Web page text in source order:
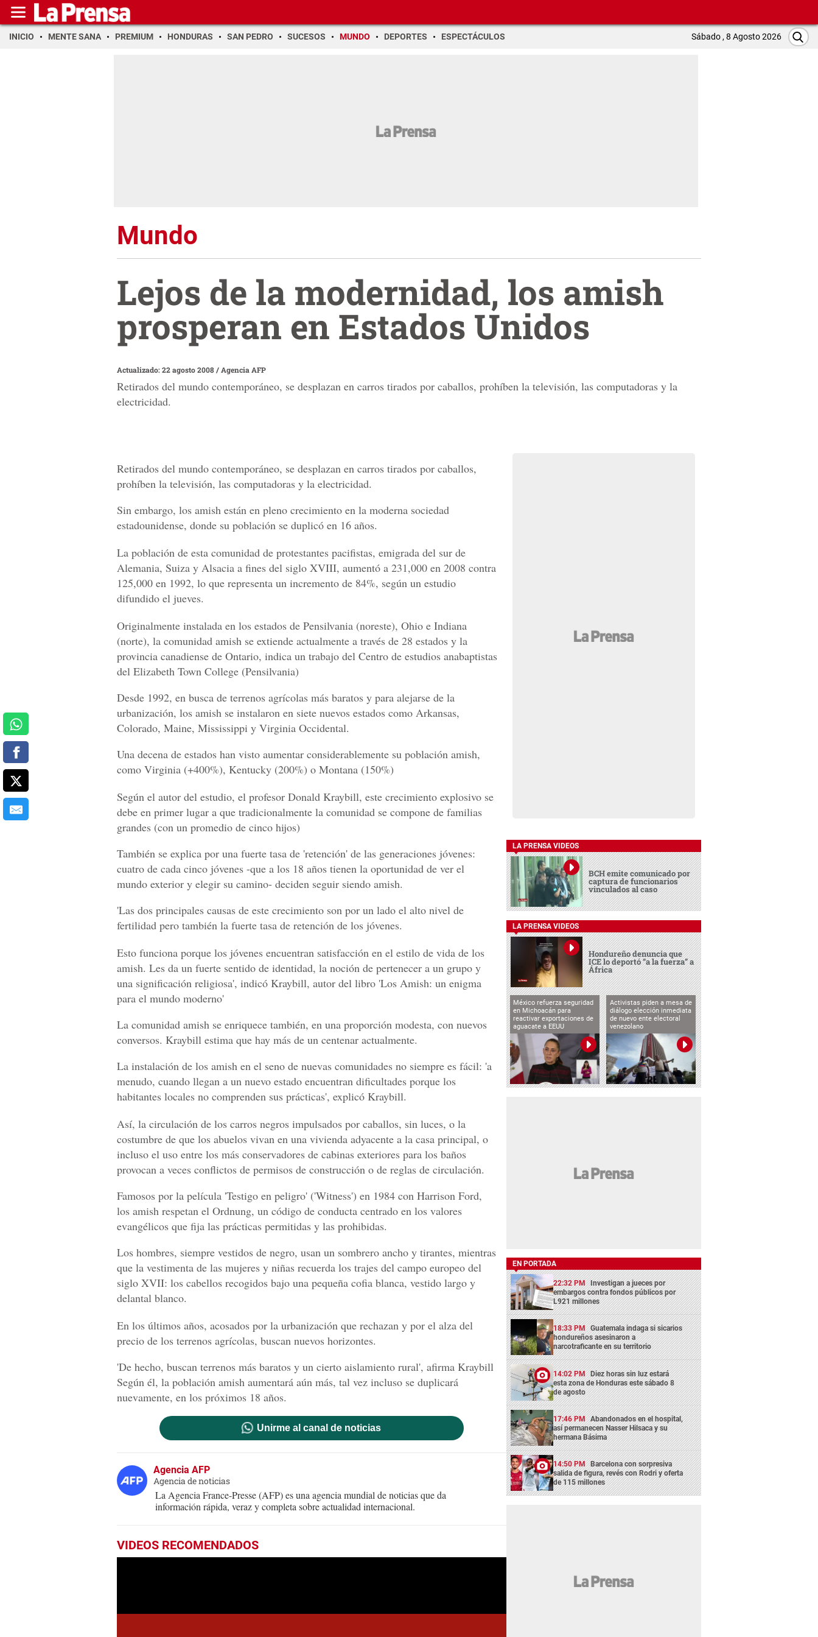
INICIO MENTE SANA PREMIUM HONDURAS SAN PEDRO SUCESOS MUNDO DEPORTES ESPECTÁCULOS Sábado , 8 Agosto 2026
Mundo
Lejos de la modernidad, los amish
prosperan en Estados Unidos
Actualizado: 22 agosto 2008/ Agencia AFP
Retirados del mundo contemporáneo, se desplazan en carros tirados por caballos, prohíben la televisión, las computadoras y la
electricidad.
Retirados del mundo contemporáneo, se desplazan en carros tirados por caballos,
prohíben la televisión, las computadoras y la electricidad.
Sin embargo, los amish están en pleno crecimiento en la moderna sociedad
estadounidense, donde su población se duplicó en 16 años.
La población de esta comunidad de protestantes pacifistas, emigrada del sur de
Alemania, Suiza y Alsacia a fines del siglo XVIII, aumentó a 231,000 en 2008 contra
125,000 en 1992, lo que representa un incremento de 84%, según un estudio
difundido el jueves.
Originalmente instalada en los estados de Pensilvania (noreste), Ohio e Indiana
(norte), la comunidad amish se extiende actualmente a través de 28 estados y la
provincia canadiense de Ontario, indica un trabajo del Centro de estudios anabaptistas
del Elizabeth Town College (Pensilvania)
Desde 1992, en busca de terrenos agrícolas más baratos y para alejarse de la
urbanización, los amish se instalaron en siete nuevos estados como Arkansas,
Colorado, Maine, Mississippi y Virginia Occidental.
Una decena de estados han visto aumentar considerablemente su población amish,
como Virginia (+400%), Kentucky (200%) o Montana (150%)
Según el autor del estudio, el profesor Donald Kraybill, este crecimiento explosivo se
debe en primer lugar a que tradicionalmente la comunidad se compone de familias
grandes (con un promedio de cinco hijos)
También se explica por una fuerte tasa de 'retención' de las generaciones jóvenes:
cuatro de cada cinco jóvenes -que a los 18 años tienen la oportunidad de ver el
mundo exterior y elegir su camino- deciden seguir siendo amish.
'Las dos principales causas de este crecimiento son por un lado el alto nivel de
fertilidad pero también la fuerte tasa de retención de los jóvenes.
Esto funciona porque los jóvenes encuentran satisfacción en el estilo de vida de los
amish. Les da un fuerte sentido de identidad, la noción de pertenecer a un grupo y
una significación religiosa', indicó Kraybill, autor del libro 'Los Amish: un enigma
para el mundo moderno'
La comunidad amish se enriquece también, en una proporción modesta, con nuevos
conversos. Kraybill estima que hay más de un centenar actualmente.
La instalación de los amish en el seno de nuevas comunidades no siempre es fácil: 'a
menudo, cuando llegan a un nuevo estado encuentran dificultades porque los
habitantes locales no comprenden sus prácticas', explicó Kraybill.
Así, la circulación de los carros negros impulsados por caballos, sin luces, o la
costumbre de que los abuelos vivan en una vivienda adyacente a la casa principal, o
incluso el uso entre los más conservadores de cabinas exteriores para los baños
provocan a veces conflictos de permisos de construcción o de reglas de circulación.
Famosos por la película 'Testigo en peligro' ('Witness') en 1984 con Harrison Ford,
los amish respetan el Ordnung, un código de conducta centrado en los valores
evangélicos que fija las prácticas permitidas y las prohibidas.
Los hombres, siempre vestidos de negro, usan un sombrero ancho y tirantes, mientras
que la vestimenta de las mujeres y niñas recuerda los trajes del campo europeo del
siglo XVII: los cabellos recogidos bajo una pequeña cofia blanca, vestido largo y
delantal blanco.
En los últimos años, acosados por la urbanización que rechazan y por el alza del
precio de los terrenos agrícolas, buscan nuevos horizontes.
'De hecho, buscan terrenos más baratos y un cierto aislamiento rural', afirma Kraybill
Según él, la población amish aumentará aún más, tal vez incluso se duplicará
nuevamente, en los próximos 18 años.
Unirme al canal de noticias
Agencia AFP
Agencia de noticias
La Agencia France-Presse (AFP) es una agencia mundial de noticias que da
información rápida, veraz y completa sobre actualidad internacional.
VIDEOS RECOMENDADOS
LA PRENSA VIDEOS
BCH emite comunicado por
captura de funcionarios
vinculados al caso
LA PRENSA VIDEOS
Hondureño denuncia que
ICE lo deportó “a la fuerza” a
África
México refuerza seguridad
en Michoacán para
reactivar exportaciones de
aguacate a EEUU
Activistas piden a mesa de
diálogo elección inmediata
de nuevo ente electoral
venezolano
EN PORTADA
22:32 PM Investigan a jueces por
embargos contra fondos públicos por
L921 millones
18:33 PM Guatemala indaga si sicarios
hondureños asesinaron a
narcotraficante en su territorio
14:02 PM Diez horas sin luz estará
esta zona de Honduras este sábado 8
de agosto
17:46 PM Abandonados en el hospital,
así permanecen Nasser Hilsaca y su
hermana Básima
14:50 PM Barcelona con sorpresiva
salida de figura, revés con Rodri y oferta
de 115 millones